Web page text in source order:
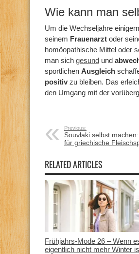
Wie kann man
Um die Wechseljahre
seinem Frauenarzt oder
homöopathische Mittel oder
man sich gesund und
sportlichen Ausgleich
positiv zu bleiben. Das
den Umgang mit der
Previous:
Souvlaki selbst
für griechische
RELATED ARTICLES
Frühjahrs-Mode 26 – Wenn
eigentlich nicht mehr Winter